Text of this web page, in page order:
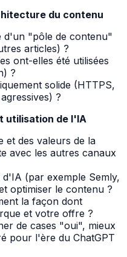
du contenu
d'un "pôle de contenu"
articles) ?
ont-elles été utilisées
?
solide (HTTPS,
?
utilisation de l'IA
et des valeurs de la
avec les autres canaux
(par exemple Semly,
optimiser le contenu ?
la façon dont
et votre offre ?
de cases "oui", mieux
pour l'ère du ChatGPT